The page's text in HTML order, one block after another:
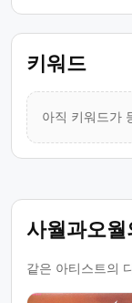
키워드
아직 키워드가
사월과오
같은 아티스트의